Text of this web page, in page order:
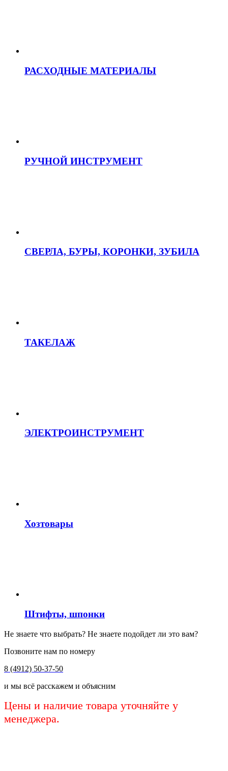
РАСХОДНЫЕ МАТЕРИАЛЫ
РУЧНОЙ ИНСТРУМЕНТ
СВЕРЛА, БУРЫ, КОРОНКИ, ЗУБИЛА
ТАКЕЛАЖ
ЭЛЕКТРОИНСТРУМЕНТ
Хозтовары
Штифты, шпонки
Не знаете что выбрать? Не знаете подойдет ли это вам?
Позвоните нам по номеру
8 (4912) 50-37-50
и мы всё расскажем и объясним
Цены и наличие товара уточняйте у
менеджера.